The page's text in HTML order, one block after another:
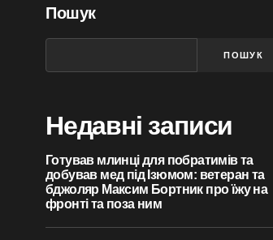
Пошук
ПОШУК
Недавні записи
Готував млинці для побратимів та
добував мед під Ізюмом: ветеран та
бджоляр Максим Бортник про їжу на
фронті та поза ним